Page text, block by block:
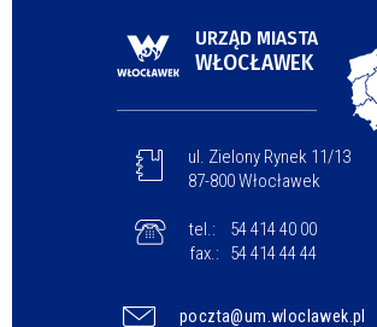
URZĄD MIASTA
WŁOCŁAWEK
ul. Zielony Rynek 11/13
87-800 Włocławek
tel.:
54 414 40 00
fax.:
54 414 44 44
poczta@um.wloclawek.pl